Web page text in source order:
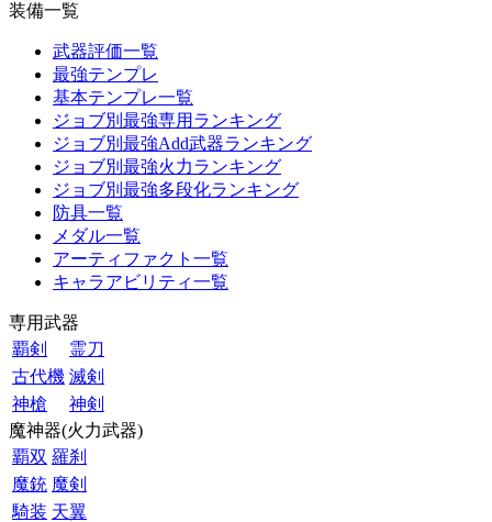
装備一覧
武器評価一覧
最強テンプレ
基本テンプレ一覧
ジョブ別最強専用ランキング
ジョブ別最強Add武器ランキング
ジョブ別最強火力ランキング
ジョブ別最強多段化ランキング
防具一覧
メダル一覧
アーティファクト一覧
キャラアビリティ一覧
専用武器
覇剣
霊刀
古代機 滅剣
神槍
神剣
魔神器(火力武器)
覇双 羅刹
魔銃 魔剣
騎装 天翼